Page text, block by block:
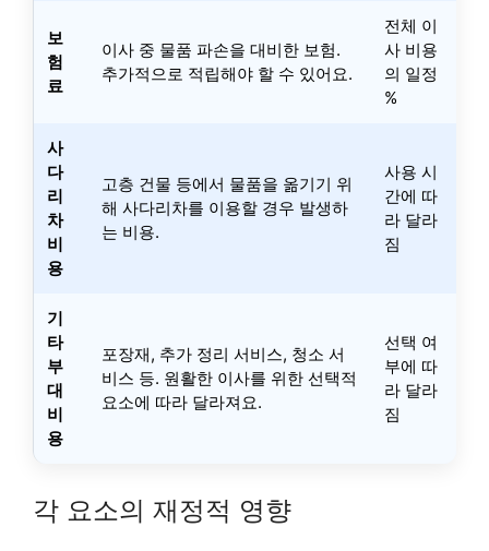
보
험
료
이사 중 물품 파손을 대비한 보험.
추가적으로 적립해야 할 수 있어요.
전체 이
사 비용
의 일정
%
사
다
리
차
비
용
고층 건물 등에서 물품을 옮기기 위
해 사다리차를 이용할 경우 발생하
는 비용.
사용 시
간에 따
라 달라
짐
기
타
부
대
비
용
포장재, 추가 정리 서비스, 청소 서
비스 등. 원활한 이사를 위한 선택적
요소에 따라 달라져요.
선택 여
부에 따
라 달라
짐
각 요소의 재정적 영향